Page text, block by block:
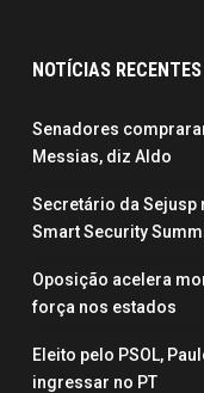
NOTÍCIAS RECENTES
Senadores
Messias, diz Aldo
Secretário da Sejusp
Smart Security
Oposição acelera
força nos estados
Eleito pelo PSOL,
ingressar no PT